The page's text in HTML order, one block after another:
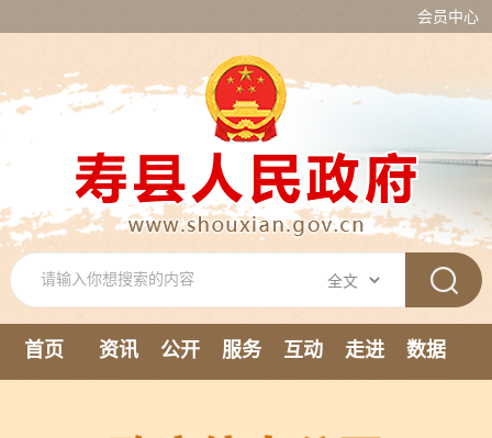
会员中心
首页 资讯 公开 服务 互动 走进
数据